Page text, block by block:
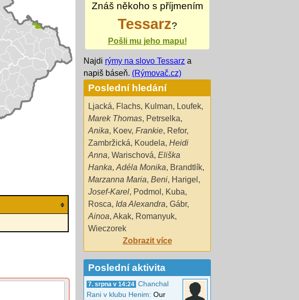
Znáš někoho s příjmením
Tessarz?
Pošli mu jeho mapu!
Najdi rýmy na slovo Tessarz a
napiš báseň. (Rýmovač.cz)
Poslední hledání
Ljacká, Flachs, Kulman, Loufek,
Marek Thomas, Petrselka,
Anika, Koev, Frankie, Refor,
Zambržická, Koudela, Heidi
Anna, Warischová, Eliška
Hanka, Adéla Monika, Brandtlík,
Marzanna Maria, Beni, Harigel ,
Josef-Karel, Podmol , Kuba,
Rosca, Ida Alexandra, Gábr,
Ainoa, Akak, Romanyuk,
Wieczorek
Zobrazit více
Poslední aktivita
7. srpna v 14:24 Chanchal
Rani v klubu Henim: Our